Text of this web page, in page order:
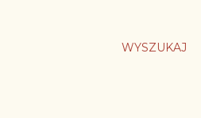
WYSZUKAJ